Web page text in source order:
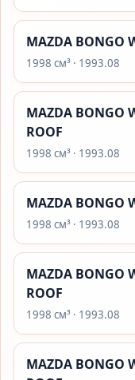
MAZDA BONGO
1998 см³ · 1993.08
MAZDA BONGO
ROOF
1998 см³ · 1993.08
MAZDA BONGO
1998 см³ · 1993.08
MAZDA BONGO
ROOF
1998 см³ · 1993.08
MAZDA BONGO